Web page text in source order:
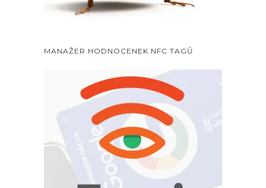
MANAŽER HODNOCENEK NFC TAGŮ